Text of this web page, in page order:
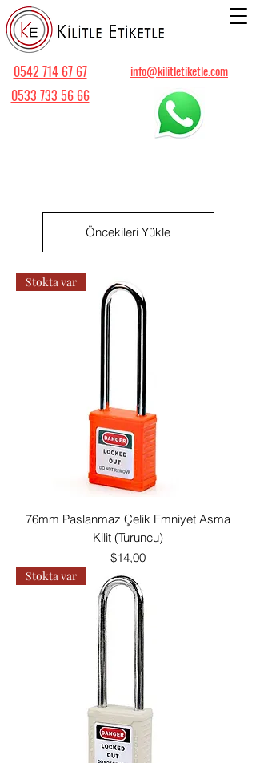
info@kilitletiketle.com
0542 714 67 67
0533 733 56 66
Öncekileri Yükle
Stokta var
76mm Paslanmaz Çelik Emniyet Asma
Kilit (Turuncu)
Fiyat
$14,00
Stokta var